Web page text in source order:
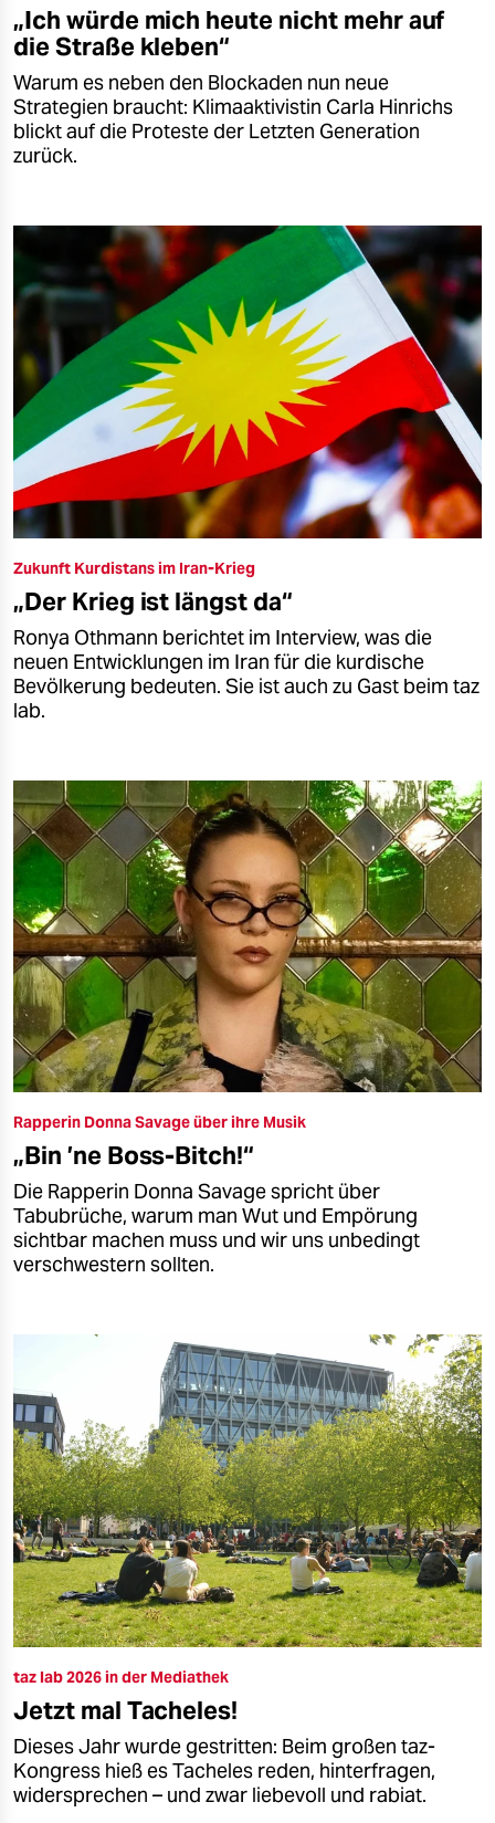
„Ich würde mich heute nicht mehr auf
die Straße kleben“
Warum es neben den Blockaden nun neue
Strategien braucht: Klimaaktivistin Carla Hinrichs
blickt auf die Proteste der Letzten Generation
zurück.
Zukunft Kurdistans im Iran-Krieg
„Der Krieg ist längst da“
Ronya Othmann berichtet im Interview, was die
neuen Ent­wick­lungen im Iran für die kurdische
Bevölkerung bedeuten. Sie ist auch zu Gast beim taz
lab.
Rapperin Donna Savage über ihre Musik
„Bin ’ne Boss-Bitch!“
Die Rapperin Donna Savage spricht über
Tabubrüche, warum man Wut und Empörung
sichtbar machen muss und wir uns unbedingt
verschwestern sollten.
taz lab 2026 in der Mediathek
Jetzt mal Tacheles!
Dieses Jahr wurde gestritten: Beim großen taz-
Kongress hieß es Tacheles reden, hinterfragen,
widersprechen – und zwar liebevoll und rabiat.